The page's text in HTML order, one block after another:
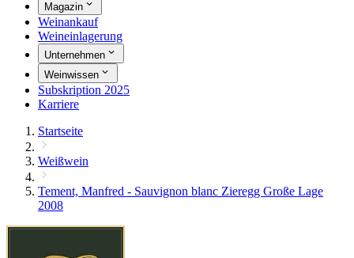
Magazin
Weinankauf
Weineinlagerung
Unternehmen
Weinwissen
Subskription 2025
Karriere
Startseite
Weißwein
Tement, Manfred - Sauvignon blanc Zieregg Große Lage
2008